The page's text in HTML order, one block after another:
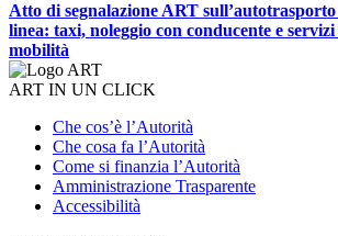
Atto di segnalazione ART
linea: taxi, noleggio con conducente e
mobilità
ART IN UN CLICK
Che cos’è l’Autorità
Che cosa fa l’Autorità
Come si finanzia l’Autorità
Amministrazione Trasparente
Accessibilità